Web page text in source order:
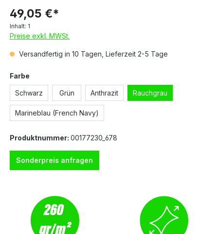
49,05 €*
Inhalt: 1
Preise exkl. MWSt.
Versandfertig in 10 Tagen, Lieferzeit 2-5 Tage
Farbe
Schwarz Grün Anthrazit Rauchgrau
Marineblau (French Navy)
Produktnummer: 00177230_678
Sonderpreis anfragen